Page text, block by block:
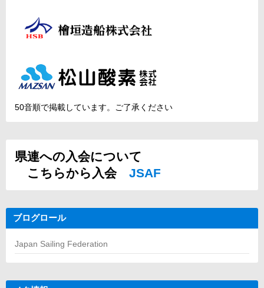
50音順で掲載しています。ご了承ください
県連への入会について
こちらから入会 JSAF
ブログロール
Japan Sailing Federation